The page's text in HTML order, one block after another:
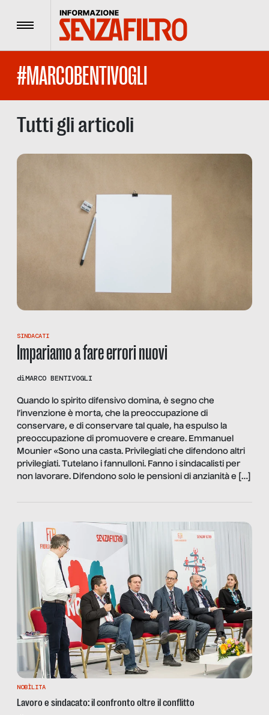
Menu
#MARCOBENTIVOGLI
Tutti gli articoli
SINDACATI
Impariamo a fare errori nuovi
diMARCO BENTIVOGLI
Quando lo spirito difensivo domina, è segno che
l’invenzione è morta, che la preoccupazione di
conservare, e di conservare tal quale, ha espulso la
preoccupazione di promuovere e creare. Emmanuel
Mounier «Sono una casta. Privilegiati che difendono altri
privilegiati. Tutelano i fannulloni. Fanno i sindacalisti per
non lavorare. Difendono solo le pensioni di anzianità e […]
NOBÌLITA
Lavoro e sindacato: il confronto oltre il conflitto